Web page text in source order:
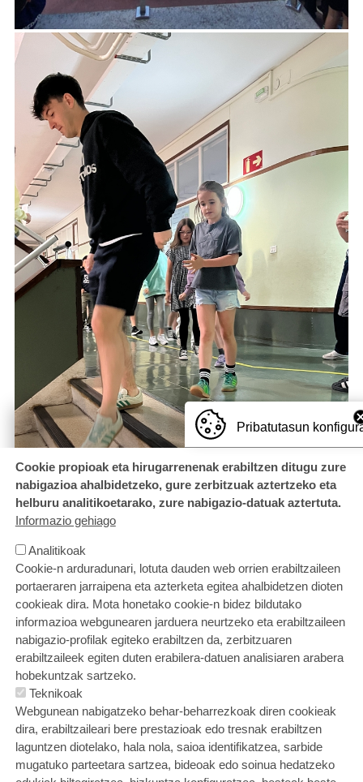
Pribatutasun
Cookie propioak eta hirugarrenenak erabiltzen ditugu zure
nabigazioa ahalbidetzeko, gure zerbitzuak aztertzeko eta
helburu analitikoetarako, zure nabigazio-datuak aztertuta.
Informazio gehiago
Analitikoak
Cookie-n arduradunari, lotuta dauden web orrien erabiltzaileen
portaeraren jarraipena eta azterketa egitea ahalbidetzen dioten
cookieak dira. Mota honetako cookie-n bidez bildutako
informazioa webgunearen jarduera neurtzeko eta erabiltzaileen
nabigazio-profilak egiteko erabiltzen da, zerbitzuaren
erabiltzaileek egiten duten erabilera-datuen analisiaren arabera
hobekuntzak sartzeko.
Teknikoak
Webgunean nabigatzeko behar-beharrezkoak diren cookieak
dira, erabiltzaileari bere prestazioak edo tresnak erabiltzen
laguntzen diotelako, hala nola, saioa identifikatzea, sarbide
mugatuko parteetara sartzea, bideoak edo soinua hedatzeko